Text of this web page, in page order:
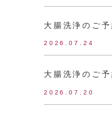
大腸洗浄のご
2026.07.24
大腸洗浄のご
2026.07.20